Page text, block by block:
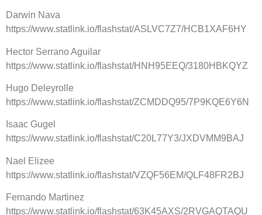
Darwin Nava
https://www.statlink.io/flashstat/ASLVC7Z7/HCB1XAF6HY
Hector Serrano Aguilar
https://www.statlink.io/flashstat/HNH95EEQ/3180HBKQYZ
Hugo Deleyrolle
https://www.statlink.io/flashstat/ZCMDDQ95/7P9KQE6Y6N
Isaac Gugel
https://www.statlink.io/flashstat/C20L77Y3/JXDVMM9BAJ
Nael Elizee
https://www.statlink.io/flashstat/VZQF56EM/QLF48FR2BJ
Fernando Martinez
https://www.statlink.io/flashstat/63K45AXS/2RVGAQTAQU